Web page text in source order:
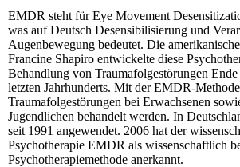
EMDR steht für Eye Movement
was auf Deutsch Desensibilisierung und
Augenbewegung bedeutet. Die
Francine Shapiro entwickelte diese
Behandlung von Traumafolgestörungen Ende
letzten Jahrhunderts. Mit der EMDR-
Traumafolgestörungen bei Erwachsenen
Jugendlichen behandelt werden. In
seit 1991 angewendet. 2006 hat der
Psychotherapie EMDR als wissenschaftlich
Psychotherapiemethode anerkannt.